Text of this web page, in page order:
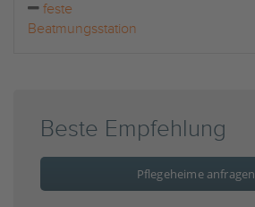
feste
Beatmungsstation
Beste Empfehlung
Pflegeheime anfragen